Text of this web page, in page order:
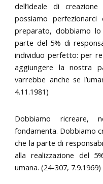
dell’ideale di
possiamo
preparato, dobbiamo
parte del 5% di
individuo perfetto: per
aggiungere la nostra
varrebbe anche se
4.11.1981)
Dobbiamo ricreare,
fondamenta. Dobbiamo
che la parte di
alla realizzazione del
umana. (24-307, 7.9.1969)